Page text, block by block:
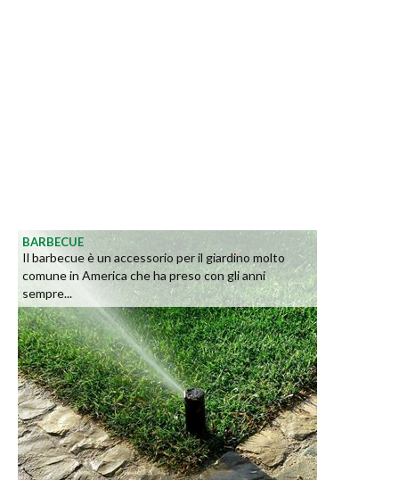
BARBECUE
Il barbecue è un accessorio per il giardino molto
comune in America che ha preso con gli anni
sempre...